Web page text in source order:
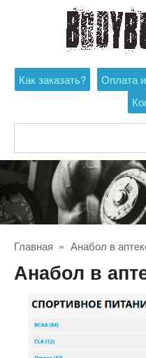
Как заказать? Оплата
Главная » Анабол в
Анабол в